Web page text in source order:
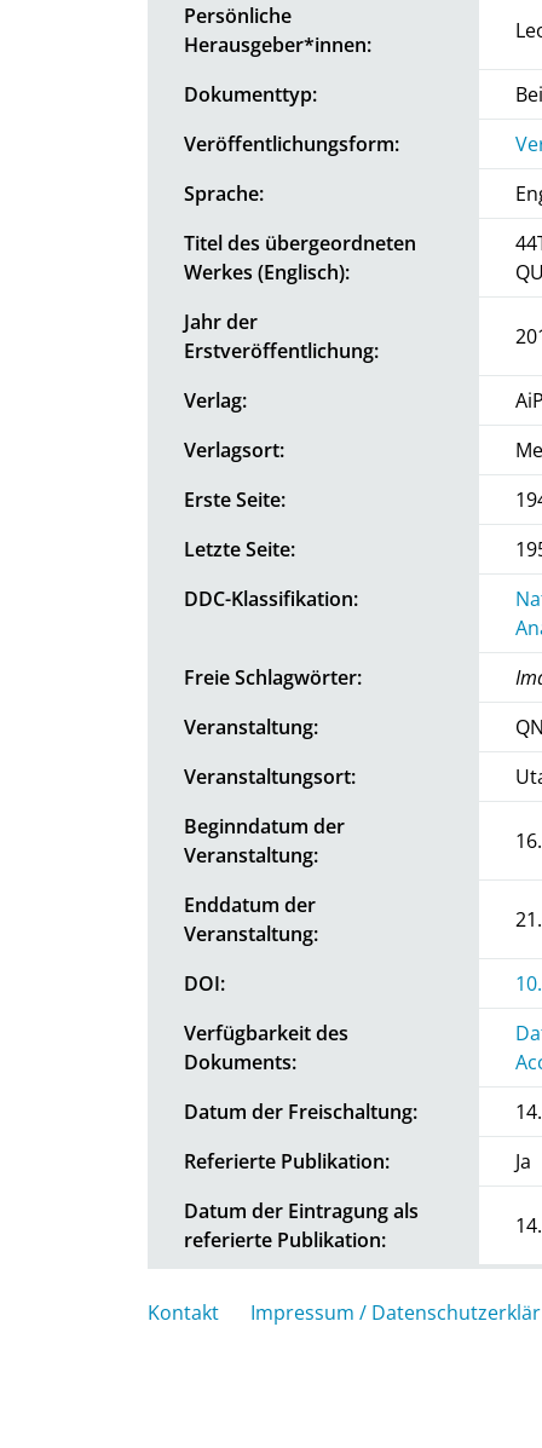
Persönliche
Herausgeber*innen:
Dokumenttyp:
Veröffentlichungsform:
Sprache:
Titel des übergeordneten
Werkes (Englisch):
Jahr der
Erstveröffentlichung:
Verlag:
Verlagsort:
Erste Seite:
Letzte Seite:
DDC-Klassifikation:
Freie Schlagwörter:
Veranstaltung:
Veranstaltungsort:
Beginndatum der
Veranstaltung:
Enddatum der
Veranstaltung:
DOI:
Verfügbarkeit des
Dokuments:
Datum der Freischaltung:
Referierte Publikation:
Ja
Datum der Eintragung als
referierte Publikation:
Kontakt Impressum /